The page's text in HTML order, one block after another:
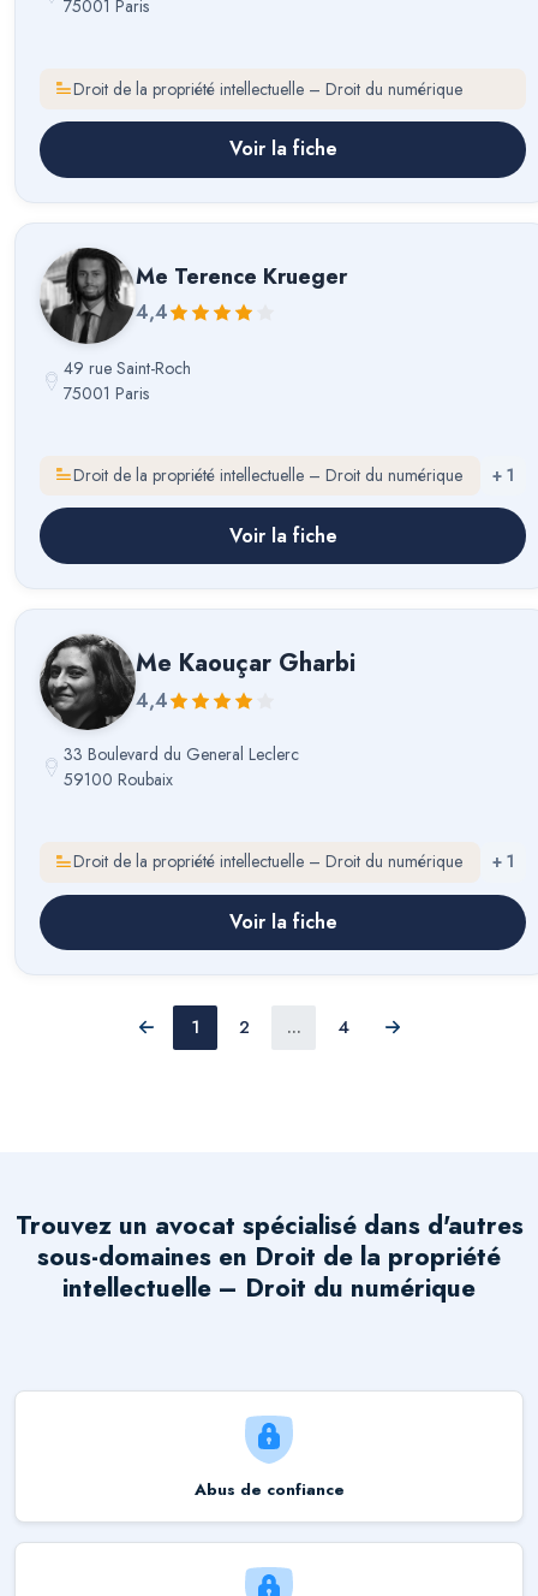
75001 Paris
Droit de la propriété intellectuelle – Droit du numérique
Voir la fiche
Me Terence Krueger
4,4
49 rue Saint-Roch
75001 Paris
Droit de la propriété intellectuelle – Droit du numérique + 1
Voir la fiche
Me Kaouçar Gharbi
4,4
33 Boulevard du General Leclerc
59100 Roubaix
Droit de la propriété intellectuelle – Droit du numérique + 1
Voir la fiche
Précédent
1 2 ... 4 Suivant
Trouvez un avocat spécialisé dans d'autres
sous-domaines en Droit de la propriété
intellectuelle – Droit du numérique
Abus de confiance